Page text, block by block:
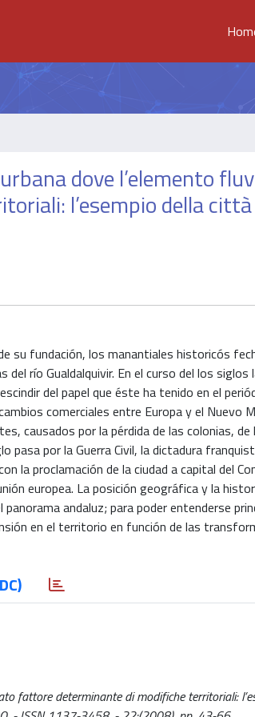
dove l’elemento
l’esempio della
su fundación, los manantiales historicós
río Gualdalquivir. En el curso del los siglos
del papel que éste ha tenido en el
comerciales entre Europa y el Nuevo
causados por la pérdida de las colonias,
pasa por la Guerra Civil, la dictadura
la proclamación de la ciudad a capital del
europea. La posición geográfica y la
andaluz; para poder entenderse
en el territorio en función de las
fattore determinante di modifiche territoriali: